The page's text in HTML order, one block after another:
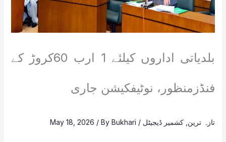
بلدیاتی اداروں کیلئے 1 ارب 60کروڑ کے
فنڈزمنظور، نوٹیفکیشن جاری
تازہ ترین کشمیر ڈیجیٹل /
May 18, 2026 / ByBukhari